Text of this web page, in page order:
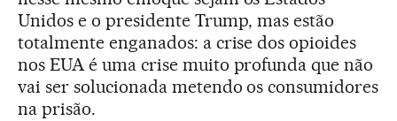
Unidos e o presidente Trump, mas estão
totalmente enganados: a crise dos opioides
nos EUA é uma crise muito profunda que não
vai ser solucionada metendo os consumidores
na prisão.